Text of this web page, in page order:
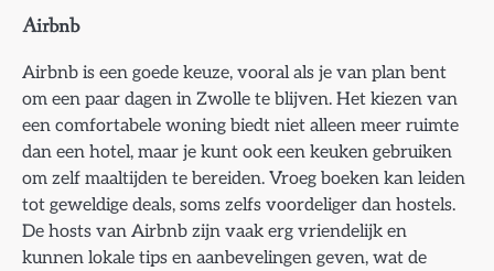
Airbnb
Airbnb is een goede keuze, vooral als je van plan bent
om een paar dagen in Zwolle te blijven. Het kiezen van
een comfortabele woning biedt niet alleen meer ruimte
dan een hotel, maar je kunt ook een keuken gebruiken
om zelf maaltijden te bereiden. Vroeg boeken kan leiden
tot geweldige deals, soms zelfs voordeliger dan hostels.
De hosts van Airbnb zijn vaak erg vriendelijk en
kunnen lokale tips en aanbevelingen geven, wat de